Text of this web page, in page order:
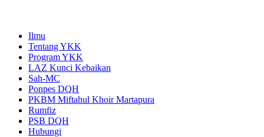
Ilmu
Tentang YKK
Program YKK
LAZ Kunci Kebaikan
Sah-MC
Ponpes DQH
PKBM Miftahul Khoir Martapura
Rumfiz
PSB DQH